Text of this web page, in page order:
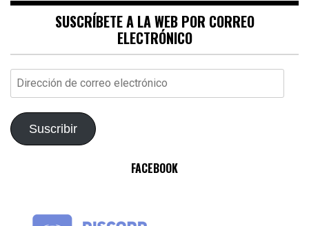
SUSCRÍBETE A LA WEB POR CORREO
ELECTRÓNICO
Dirección
de
electrónico
Suscribir
FACEBOOK